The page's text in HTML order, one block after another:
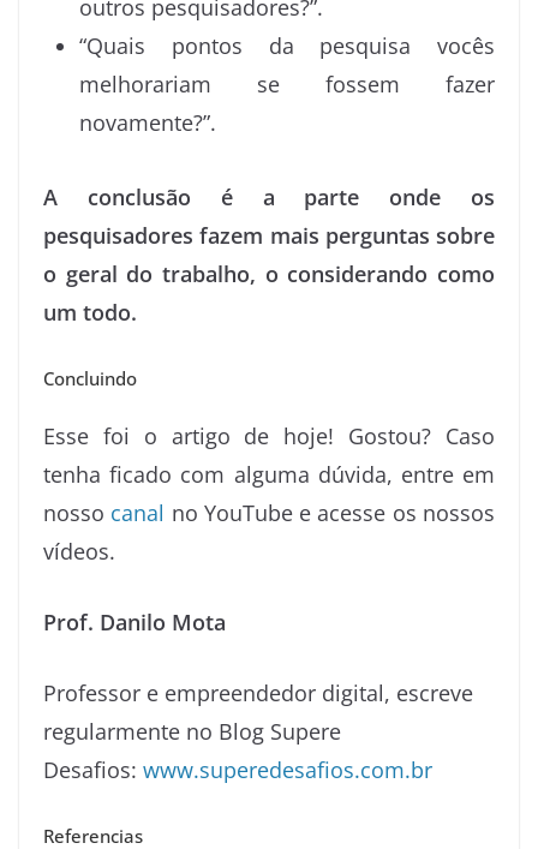
outros pesquisadores?”.
“Quais pontos da pesquisa vocês
melhorariam se fossem fazer
novamente?”.
A conclusão é a parte onde os
pesquisadores fazem mais perguntas sobre
o geral do trabalho, o considerando como
um todo.
Concluindo
Esse foi o artigo de hoje! Gostou? Caso
tenha ficado com alguma dúvida, entre em
nosso canal no YouTube e acesse os nossos
vídeos.
Prof. Danilo Mota
Professor e empreendedor digital, escreve
regularmente no Blog Supere
Desafios: www.superedesafios.com.br
Referencias